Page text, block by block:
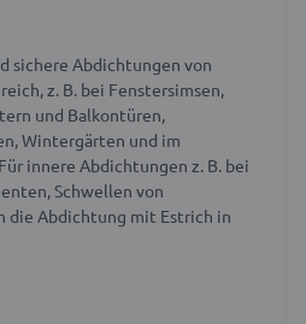
sichere Abdichtungen von
z. B. bei Fenstersimsen,
und Balkontüren,
Wintergärten und im
Für innere Abdichtungen z. B. bei
Schwellen von
die Abdichtung mit Estrich in